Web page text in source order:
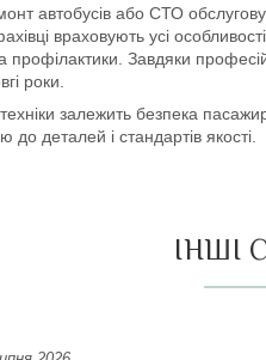
автобусів або СТО
враховують усі
профілактики. Завдяки
роки.
залежить безпека
деталей і стандартів якості.
ІНШІ